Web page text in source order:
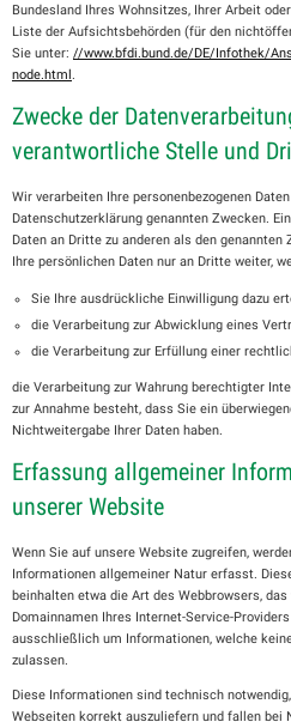
Bundesland Ihres Wohnsitzes, Ihrer Arbeit
Liste der Aufsichtsbehörden (für den
Sie unter: //www.bfdi.bund.de/DE/Infothek/
node.html.
Zwecke der
verantwortliche Stelle und
Wir verarbeiten Ihre personenbezogenen
Datenschutzerklärung genannten Zwecken.
Daten an Dritte zu anderen als den
Ihre persönlichen Daten nur an Dritte weiter,
Sie Ihre ausdrückliche Einwilligung dazu
die Verarbeitung zur Abwicklung eines
die Verarbeitung zur Erfüllung einer
die Verarbeitung zur Wahrung berechtigter
zur Annahme besteht, dass Sie ein
Nichtweitergabe Ihrer Daten haben.
Erfassung allgemeiner
unserer Website
Wenn Sie auf unsere Website zugreifen,
Informationen allgemeiner Natur erfasst.
beinhalten etwa die Art des Webbrowsers,
Domainnamen Ihres Internet-Service-
ausschließlich um Informationen, welche
zulassen.
Diese Informationen sind technisch
Webseiten korrekt auszuliefern und fallen bei